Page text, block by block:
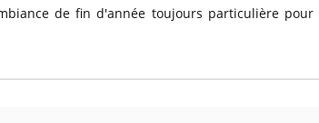
de fin d'année toujours particulière pour